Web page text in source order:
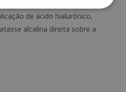
de ácido hialurónico,
alcalina direita sobre a